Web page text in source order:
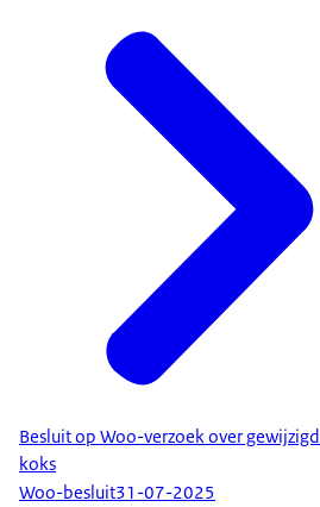
Besluit op Woo-verzoek over
koks
Woo-besluit31-07-2025